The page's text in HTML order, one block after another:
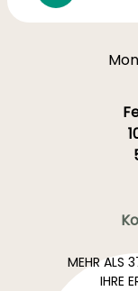
MEHR ALS
IHRE